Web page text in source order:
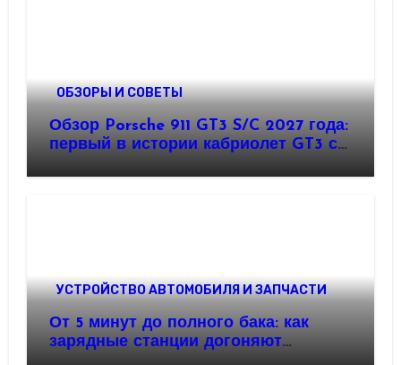
ОБЗОРЫ И СОВЕТЫ
Обзор Porsche 911 GT3 S/C 2027 года:
первый в истории кабриолет GT3 с
УСТРОЙСТВО АВТОМОБИЛЯ И ЗАПЧАСТИ
От 5 минут до полного бака: как
зарядные станции догоняют